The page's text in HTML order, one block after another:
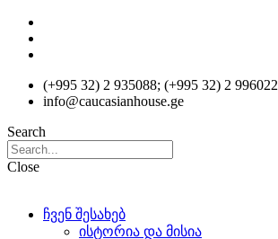
Skip
content
(+995 32) 2 935088; (+995 32) 2 996022
info@caucasianhouse.ge
Search
Close
ჩვენ შესახებ
ისტორია და მისია